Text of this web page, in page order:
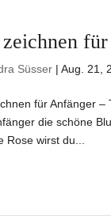
zeichnen
Süsser |Aug. 21,
für Anfänger
die schöne
Rose wirst du...